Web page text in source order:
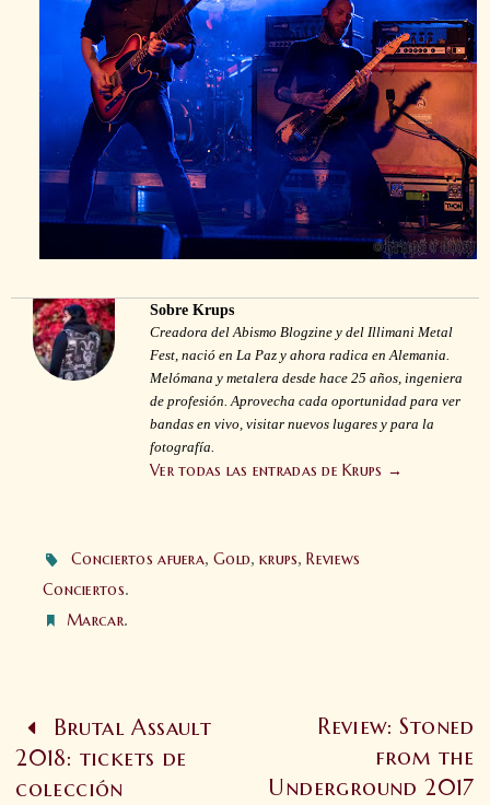
Sobre Krups
Creadora del Abismo Blogzine y del Illimani Metal
Fest, nació en La Paz y ahora radica en Alemania.
Melómana y metalera desde hace 25 años, ingeniera
de profesión. Aprovecha cada oportunidad para ver
bandas en vivo, visitar nuevos lugares y para la
fotografía.
Ver todas las entradas de Krups →
Conciertos afuera, Gold,krups,Reviews
Conciertos.
Marcar.
Brutal Assault
2018: tickets de
colección
Review: Stoned
from the
Underground 2017